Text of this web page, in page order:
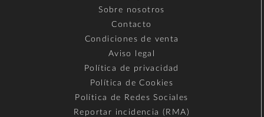
Sobre nosotros
Contacto
Condiciones de venta
Aviso legal
Política de privacidad
Política de Cookies
Política de Redes Sociales
Reportar incidencia (RMA)